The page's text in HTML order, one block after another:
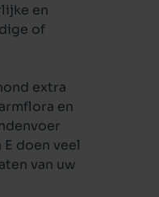
en
of
extra
en
doen veel
van uw